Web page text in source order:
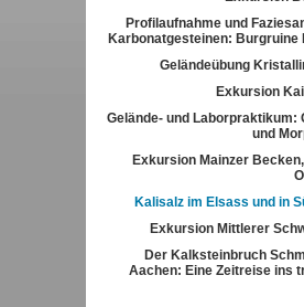
Profilaufnahme und
Karbonatgesteinen: Burgruine
Geländeübung
Exkursion
Gelände- und Laborpraktikum:
und
Exkursion Mainzer
Kalisalz im Elsass und in
Exkursion Mittlerer
Der Kalksteinbruch
Aachen: Eine Zeitreise ins